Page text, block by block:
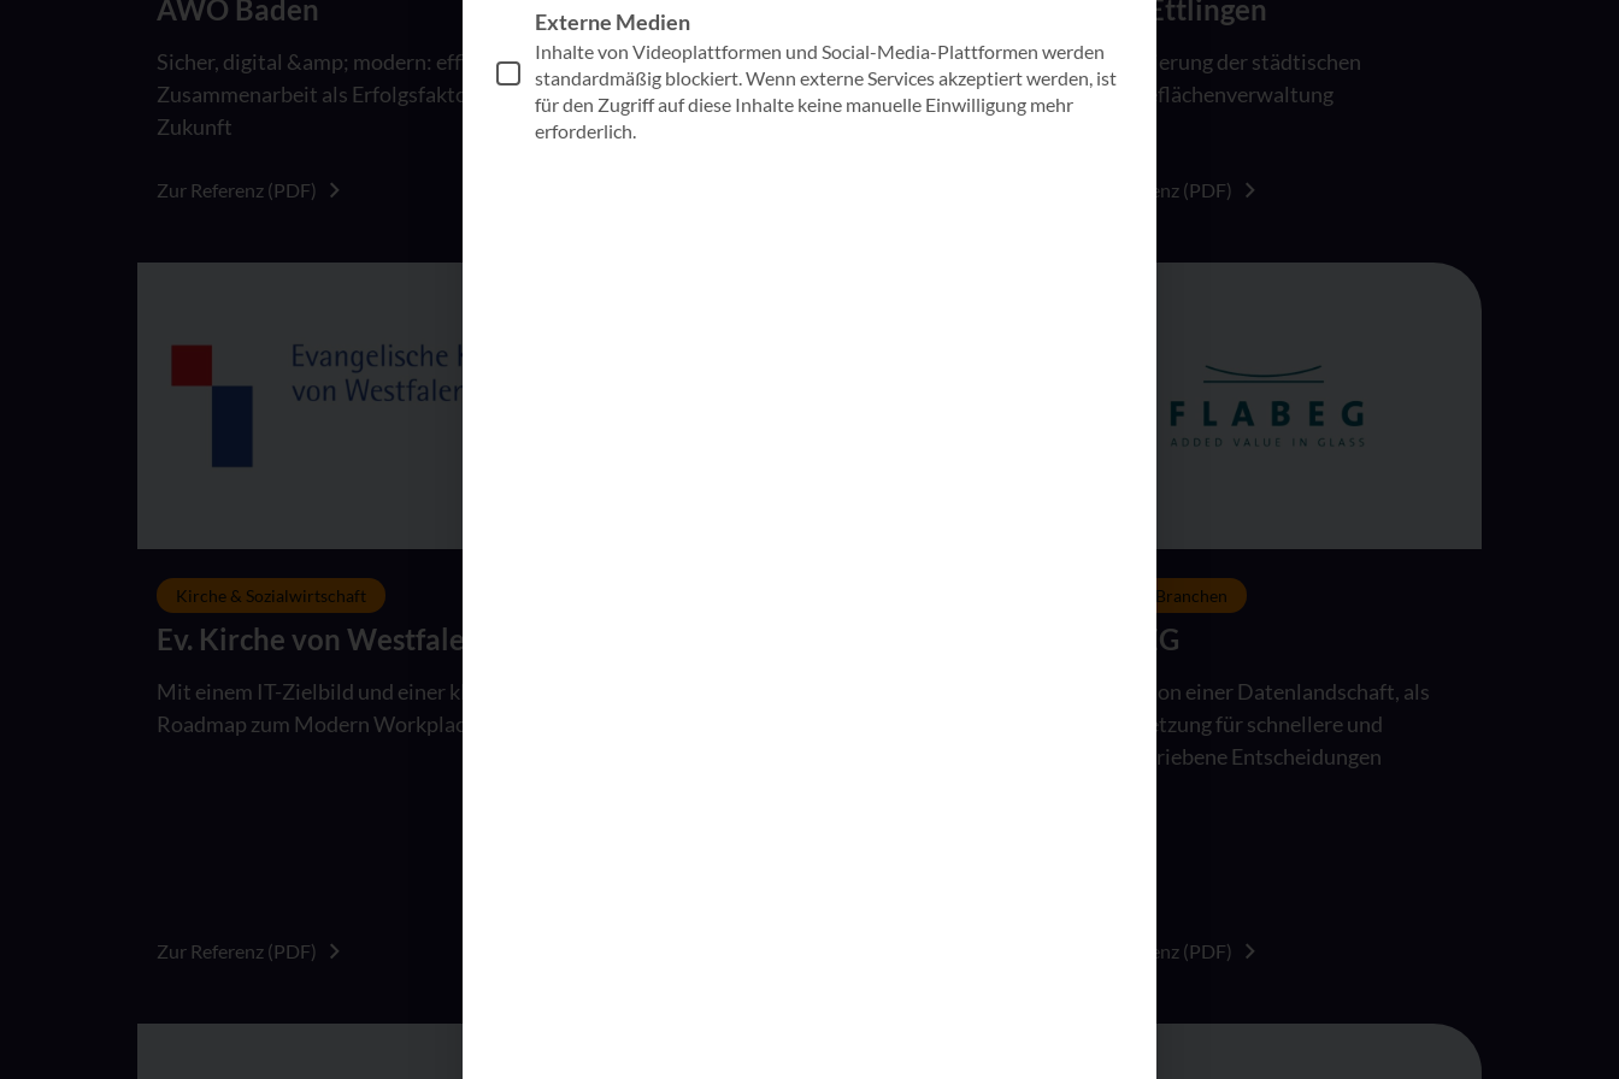
AWO Baden
Sicher, digital &amp; modern: effiziente
Zusammenarbeit als Erfolgsfaktor für die
Zukunft
Zur Referenz (PDF)
Bistum Trier
Einführung von Microsoft 365 für sichere,
effiziente und einheitliche
Zusammenarbeit.
Stadt Ettlingen
Digitalisierung der städtischen
Gewerbeflächenverwaltung
Zur Referenz (PDF)
Kirche & Sozialwirtschaft
Ev. Kirche von Westfalen
Mit einem IT-Zielbild und einer klaren
Roadmap zum Modern Workplace
Zur Referenz (PDF)
Weitere Branchen
FLABEG
Konzeption einer Datenlandschaft, als
Voraussetzung für schnellere und
datengetriebene Entscheidungen
Zur Referenz (PDF)
Externe Medien
Inhalte von Videoplattformen und Social-Media-Plattformen werden
standardmäßig blockiert. Wenn externe Services akzeptiert werden, ist
für den Zugriff auf diese Inhalte keine manuelle Einwilligung mehr
erforderlich.